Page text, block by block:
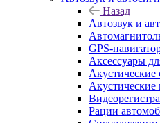
Назад
Автозвук и
GPS-
Аксессуары
Акустические
Акустические
Рации